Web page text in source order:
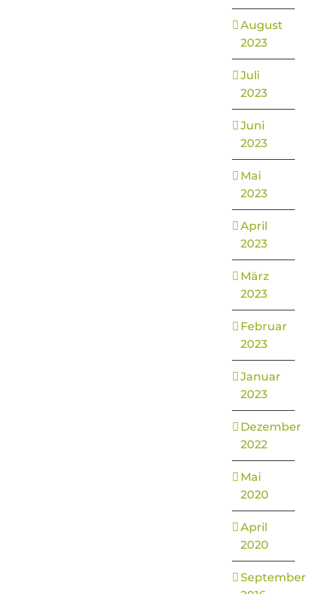
August
2023
Juli
2023
Juni
2023
Mai
2023
April
2023
März
2023
Februar
2023
Januar
2023
Dezember
2022
Mai
2020
April
2020
September